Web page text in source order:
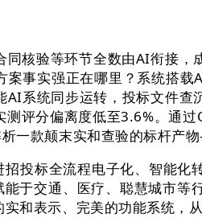
验等环节全数由AI衔接，
事实强正在哪里？系统搭
系统同步运转，投标文件
评分偏离度低至3.6%。通
一款颠末实和查验的标杆产
标全流程电子化、智能化
于交通、医疗、聪慧城市
和表示、完美的功能系统，